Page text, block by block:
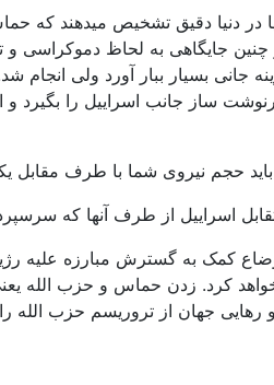
در دنیا دقیق تشخیص میدهند
در چنین جایگاهی به لحاظ
بسیار ببار آورد ولی انجام شد.
ساز جانب اسراییل را بگیرد و
باید حجم نیروی شما با طرف
اسراییل از طرف آنها که
کمک به گسترش مبارزه علیه
خواهد کرد. زدن حماس و حزب الله
رهایی جهان از تروریسم حزب الله